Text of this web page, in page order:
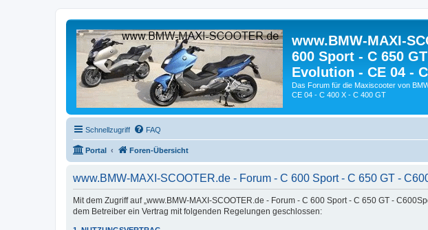
www.BMW-MAXI-
600 Sport - C 650
Evolution - CE 04 -
Das Forum für die Maxiscooter von
CE 04 - C 400 X - C 400 GT
Schnellzugriff FAQ
Portal Foren-Übersicht
www.BMW-MAXI-SCOOTER.de - Forum - C 600 Sport - C 650 GT -
Mit dem Zugriff auf „www.BMW-MAXI-SCOOTER.de - Forum - C 600 Sport - C 650 GT -
dem Betreiber ein Vertrag mit folgenden Regelungen geschlossen: